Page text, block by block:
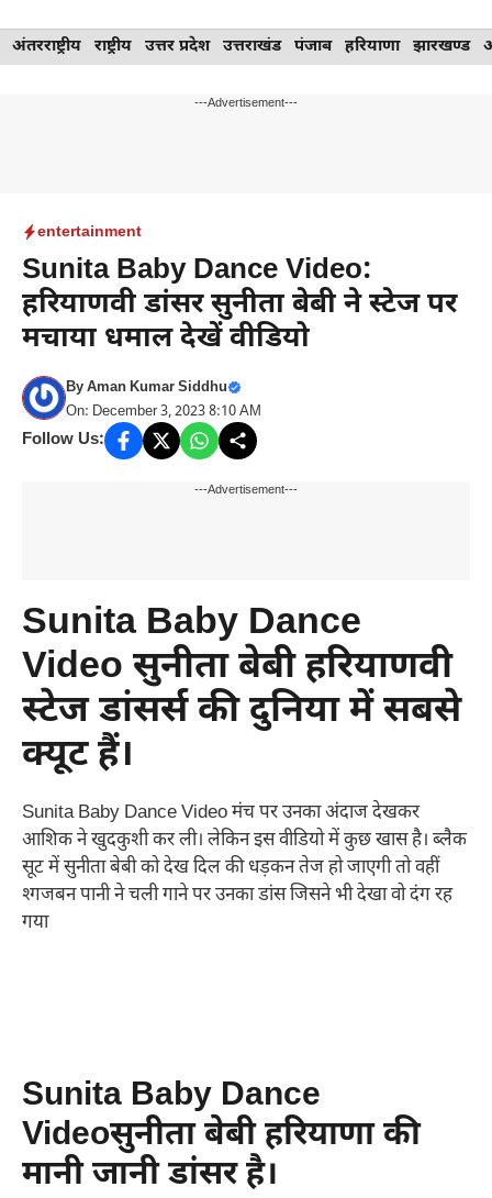
Skip
to
अंतरराष्ट्रीय राष्ट्रीय उत्तर प्रदेश उत्तराखंड पंजाब हरियाणा झारखण्ड
---Advertisement---
entertainment
Sunita Baby Dance Video:
हरियाणवी डांसर सुनीता बेबी ने स्टेज पर
मचाया धमाल देखें वीडियो
ByAman Kumar Siddhu
On: December 3, 2023 8:10 AM
Follow Us:
---Advertisement---
Sunita Baby Dance
Video सुनीता बेबी हरियाणवी
स्टेज डांसर्स की दुनिया में सबसे
क्यूट हैं।
Sunita Baby Dance Video मंच पर उनका अंदाज देखकर
आशिक ने खुदकुशी कर ली। लेकिन इस वीडियो में कुछ खास है। ब्लैक
सूट में सुनीता बेबी को देख दिल की धड़कन तेज हो जाएगी तो वहीं
श्गजबन पानी ने चली गाने पर उनका डांस जिसने भी देखा वो दंग रह
गया
Sunita Baby Dance
Videoसुनीता बेबी हरियाणा की
मानी जानी डांसर है।